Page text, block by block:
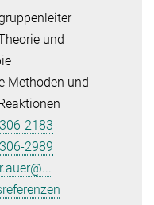
und
Methoden und
2183
2989